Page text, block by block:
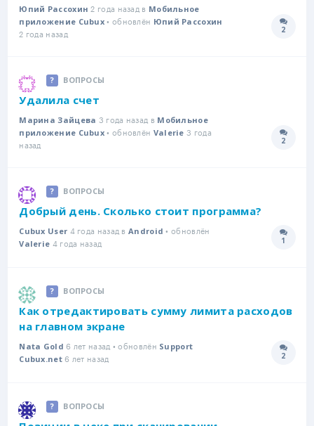
Юпий Рассохин 2 года назад в Мобильное
приложение Cubux • обновлён Юпий Рассохин
2 года назад 2
ВОПРОСЫ
Удалила счет
Марина Зайцева 3 года назад в Мобильное
приложение Cubux • обновлён Valerie 3 года
назад
2
ВОПРОСЫ
Добрый день. Сколько стоит программа?
Cubux User 4 года назад вAndroid • обновлён
Valerie 4 года назад 1
ВОПРОСЫ
Как отредактировать сумму лимита расходов
на главном экране
Nata Gold 6 лет назад • обновлён Support
Cubux.net6 лет назад 2
ВОПРОСЫ